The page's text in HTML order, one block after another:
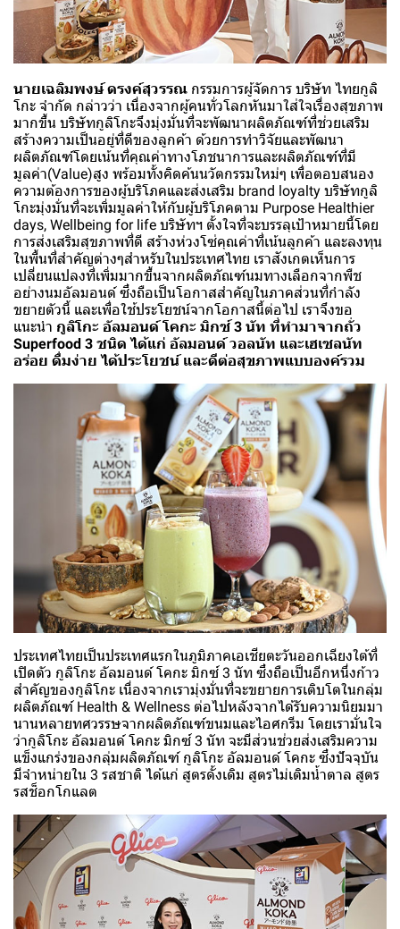
นายเฉลิมพงษ์ ดรงค์สุวรรณ กรรมการผู้จัดการ บริษัท ไทยกูลิ
โกะ จำกัด กล่าวว่า เนื่องจากผู้คนทั่วโลกหันมาใส่ใจเรื่องสุขภาพ
มากขึ้น บริษัทกูลิโกะจึงมุ่งมั่นที่จะพัฒนาผลิตภัณฑ์ที่ช่วยเสริม
สร้างความเป็นอยู่ที่ดีของลูกค้า ด้วยการทำวิจัยและพัฒนา
ผลิตภัณฑ์โดยเน้นที่คุณค่าทางโภชนาการและผลิตภัณฑ์ที่มี
มูลค่า(Value)สูง พร้อมทั้งคิดค้นนวัตกรรมใหม่ๆ เพื่อตอบสนอง
ความต้องการของผู้บริโภคและส่งเสริม brand loyalty บริษัทกูลิ
โกะมุ่งมั่นที่จะเพิ่มมูลค่าให้กับผู้บริโภคตาม Purpose Healthier
days, Wellbeing for life บริษัทฯ ตั้งใจที่จะบรรลุเป้าหมายนี้โดย
การส่งเสริมสุขภาพที่ดี สร้างห่วงโซ่คุณค่าที่เน้นลูกค้า และลงทุน
ในพื้นที่สำคัญต่างๆสำหรับในประเทศไทย เราสังเกตเห็นการ
เปลี่ยนแปลงที่เพิ่มมากขึ้นจากผลิตภัณฑ์นมทางเลือกจากพืช
อย่างนมอัลมอนด์ ซึ่งถือเป็นโอกาสสำคัญในภาคส่วนที่กำลัง
ขยายตัวนี้ และเพื่อใช้ประโยชน์จากโอกาสนี้ต่อไป เราจึงขอ
แนะนำ กูลิโกะ อัลมอนด์ โคกะ มิกซ์ 3 นัท ที่ทำมาจากถั่ว
Superfood 3 ชนิด ได้แก่ อัลมอนด์ วอลนัท และเฮเซลนัท
อร่อย ดื่มง่าย ได้ประโยชน์ และดีต่อสุขภาพแบบองค์รวม
ประเทศไทยเป็นประเทศแรกในภูมิภาคเอเชียตะวันออกเฉียงใต้ที่
เปิดตัว กูลิโกะ อัลมอนด์ โคกะ มิกซ์ 3 นัท ซึ่งถือเป็นอีกหนึ่งก้าว
สำคัญของกูลิโกะ เนื่องจากเรามุ่งมั่นที่จะขยายการเติบโตในกลุ่ม
ผลิตภัณฑ์ Health & Wellness ต่อไปหลังจากได้รับความนิยมมา
นานหลายทศวรรษจากผลิตภัณฑ์ขนมและไอศกรีม โดยเรามั่นใจ
ว่ากูลิโกะ อัลมอนด์ โคกะ มิกซ์ 3 นัท จะมีส่วนช่วยส่งเสริมความ
แข็งแกร่งของกลุ่มผลิตภัณฑ์ กูลิโกะ อัลมอนด์ โคกะ ซึ่งปัจจุบัน
มีจำหน่ายใน 3 รสชาติ ได้แก่ สูตรดั้งเดิม สูตรไม่เติมน้ำตาล สูตร
รสช็อกโกแลต